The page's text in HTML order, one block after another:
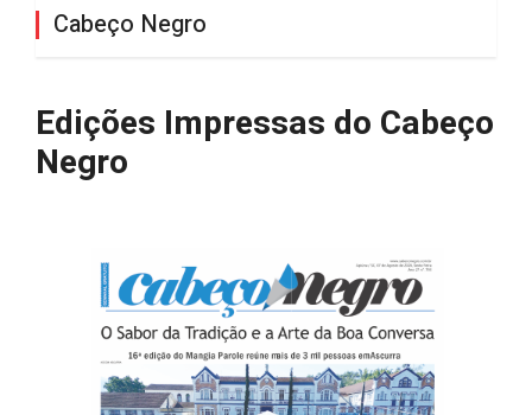
Cabeço Negro
Edições Impressas do Cabeço
Negro